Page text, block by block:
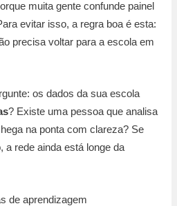
muita gente confunde painel
evitar isso, a regra boa é esta:
precisa voltar para a escola em
os dados da sua escola
? Existe uma pessoa que analisa
na ponta com clareza? Se
a rede ainda está longe da
de aprendizagem